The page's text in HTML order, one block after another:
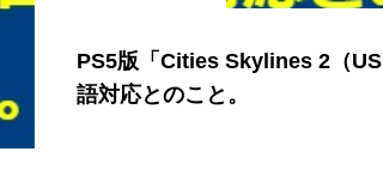
PS5版「Cities Skylines 2（
語対応とのこと。